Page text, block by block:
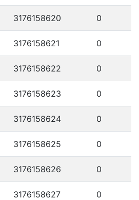
3176158620 0
3176158621 0
3176158622 0
3176158623 0
3176158624 0
3176158625 0
3176158626 0
3176158627 0